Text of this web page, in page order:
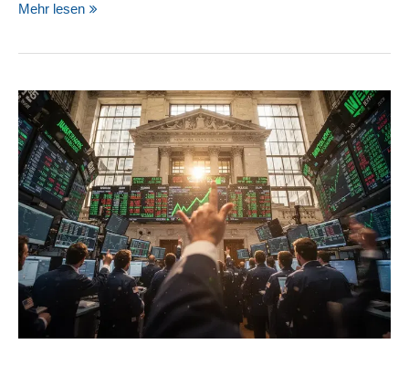
Mehr lesen